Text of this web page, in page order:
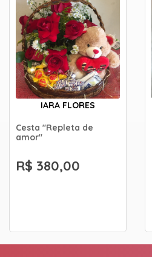
IARA FLORES
Cesta "Repleta de
amor"
R$ 380,00